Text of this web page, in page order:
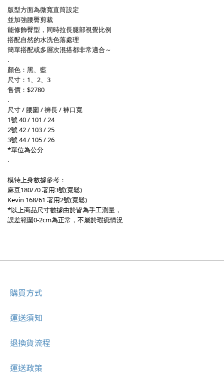
版型方面為微寬直筒設定
並加強腰臀剪裁
能修飾臀型，同時拉長腿部視覺比例
搭配自然的水洗色落處理
簡單搭配或多層次混搭都非常適合～
.
顏色：黑、藍
尺寸：1、2、3
售價：$2780
.
尺寸 / 腰圍 / 褲長 / 褲口寬
1號 40 / 101 / 24
2號 42 / 103 / 25
3號 44 / 105 / 26
*單位為公分
.
模特上身數據參考：
麻豆180/70 著用3號(寬鬆)
Kevin 168/61 著用2號(寬鬆)
*以上商品尺寸數據由於皆為手工測量，
誤差範圍0-2cm為正常，不屬於瑕疵情況
購買方式
運送須知
退換貨流程
運送政策